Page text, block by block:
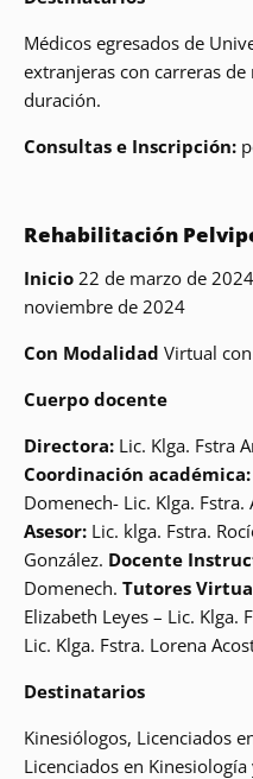
Médicos egresados de
extranjeras con carreras
duración.
Consultas e Inscripción:
Rehabilitación
Inicio 22 de marzo de 2024
noviembre de 2024
Con Modalidad Virtual
Cuerpo docente
Directora: Lic. Klga. Fstra
Coordinación académica:
Domenech- Lic. Klga. Fstra.
Asesor: Lic. klga. Fstra.
González. Docente
Domenech. Tutores
Elizabeth Leyes – Lic. Klga.
Lic. Klga. Fstra. Lorena
Destinatarios
Kinesiólogos, Licenciados
Licenciados en